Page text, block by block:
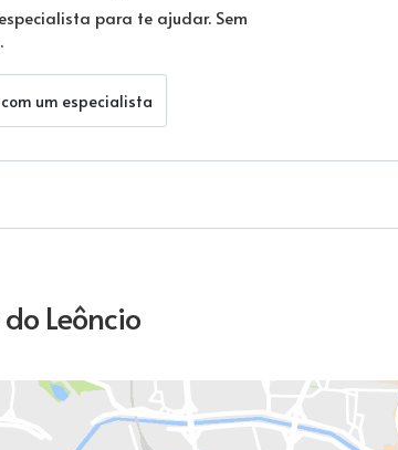
para te ajudar. Sem
um especialista
Leôncio